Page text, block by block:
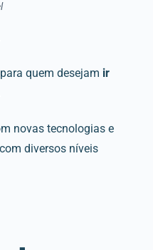
quem desejam ir
novas tecnologias e
com diversos níveis